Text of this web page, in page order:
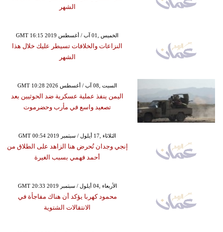
الشهر
GMT 16:15 2019 الخميس ,01 آب / أغسطس
النزاعات والخلافات تسيطر عليك خلال هذا
الشهر
GMT 10:28 2026 السبت ,08 آب / أغسطس
اليمن ينفذ عملية عسكرية ضد الحوثيين بعد
تصعيد واسع في مأرب وحضرموت
GMT 00:54 2019 الثلاثاء ,17 أيلول / سبتمبر
إنجي وجدان تُحرض هنا الزاهد على الطلاق من
أحمد فهمي بسبب الغيرة
GMT 20:33 2019 الأربعاء ,04 أيلول / سبتمبر
محمود كهربا يؤكد أن هناك مفاجأة في
الانتقالات الشتوية